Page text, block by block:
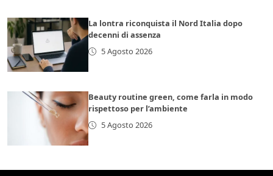
La lontra riconquista il Nord Italia dopo
decenni di assenza
5 Agosto 2026
Beauty routine green, come farla in modo
rispettoso per l’ambiente
5 Agosto 2026